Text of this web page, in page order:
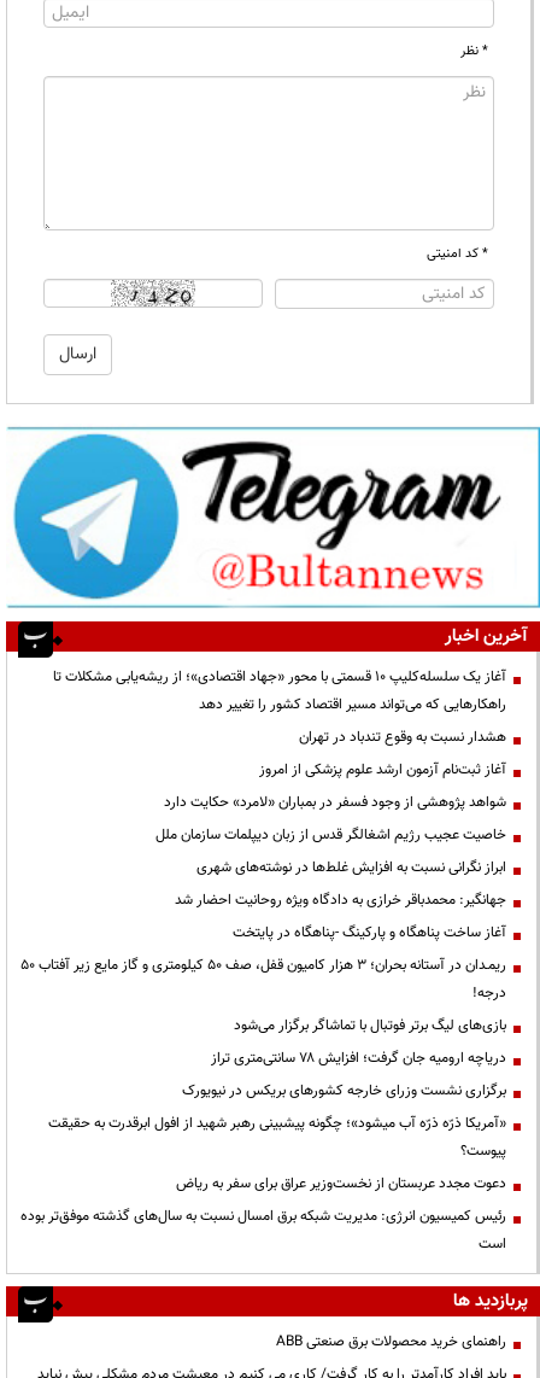
* نظر
* کد امنیتی
آخرین اخبار
آغاز یک سلسله‌کلیپ ۱۰ قسمتی با محور «جهاد اقتصادی»؛ از ریشه‌یابی مشکلات تا
راهکارهایی که می‌تواند مسیر اقتصاد کشور را تغییر دهد
هشدار نسبت به وقوع تندباد در تهران
آغاز ثبت‌نام آزمون ارشد علوم پزشکی از امروز
شواهد پژوهشی از وجود فسفر در بمباران «لامرد» حکایت دارد
خاصیت عجیب رژیم اشغالگر قدس از زبان دیپلمات سازمان ملل
ابراز نگرانی نسبت به افزایش غلط‌ها در نوشته‌های شهری
جهانگیر: محمدباقر خرازی به دادگاه ویژه روحانیت احضار شد
آغاز ساخت پناهگاه و پارکینگ -پناهگاه در پایتخت
ریمـدان در آستانه بحران؛ ۳ هزار کامیون قفل، صف ۵۰ کیلومتری و گاز مایع زیر آفتاب ۵۰
درجه!
بازی‌های لیگ برتر فوتبال با تماشاگر برگزار می‌شود
دریاچه ارومیه جان گرفت؛ افزایش ۷۸ سانتی‌متری تراز
برگزاری نشست وزرای خارجه کشورهای بریکس در نیویورک
«آمریکا ذرّه ذرّه آب میشود»؛ چگونه پیشبینی رهبر شهید از افول ابرقدرت به حقیقت
پیوست؟
دعوت مجدد عربستان از نخست‌وزیر عراق برای سفر به ریاض
رئیس کمیسیون انرژی: مدیریت شبکه برق امسال نسبت به سال‌های گذشته موفق‌تر بوده
است
پربازدید ها
راهنمای خرید محصولات برق صنعتی ABB